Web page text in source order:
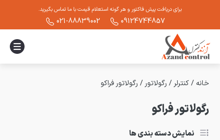
برای دریافت پیش فاکتور و هر گونه استعلام قیمت با ما تماس بگیرید.
09124744857
021-88839002
خانه /کنترلر / رگولاتور / رگولاتور فراکو
رگولاتور فراکو
نمایش دسته بندی ها